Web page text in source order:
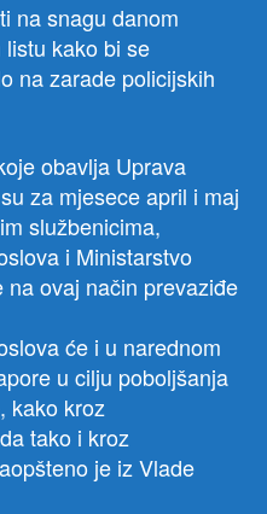
na snagu danom
kako bi se
na zarade policijskih
obavlja Uprava
za mjesece april i maj
službenicima,
i Ministarstvo
ovaj način prevaziđe
će i u narednom
u cilju poboljšanja
kako kroz
tako i kroz
je iz Vlade